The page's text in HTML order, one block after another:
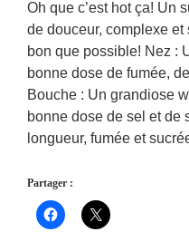
Oh que c’est hot ça! Un
de douceur, complexe
bon que possible! Nez :
bonne dose de fumée,
Bouche : Un grandiose
bonne dose de sel et de
longueur, fumée et
Partager :